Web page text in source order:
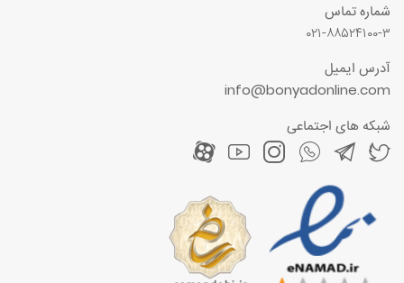
شماره تماس
۰۲۱-۸۸۵۲۴۱۰۰-۳
آدرس ایمیل
info@bonyadonline.com
شبکه های اجتماعی